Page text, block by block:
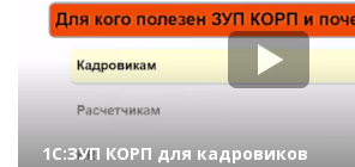
1С:ЗУП КОРП для кадровиков